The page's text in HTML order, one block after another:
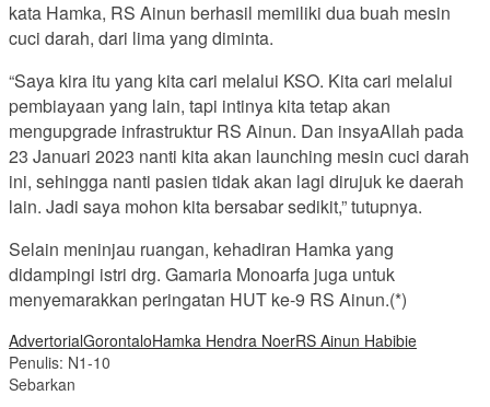
kata Hamka, RS Ainun berhasil memiliki dua buah mesin
cuci darah, dari lima yang diminta.
“Saya kira itu yang kita cari melalui KSO. Kita cari melalui
pembiayaan yang lain, tapi intinya kita tetap akan
mengupgrade infrastruktur RS Ainun. Dan insyaAllah pada
23 Januari 2023 nanti kita akan launching mesin cuci darah
ini, sehingga nanti pasien tidak akan lagi dirujuk ke daerah
lain. Jadi saya mohon kita bersabar sedikit,” tutupnya.
Selain meninjau ruangan, kehadiran Hamka yang
didampingi istri drg. Gamaria Monoarfa juga untuk
menyemarakkan peringatan HUT ke-9 RS Ainun.(*)
AdvertorialGorontaloHamka Hendra NoerRS Ainun Habibie
Penulis: N1-10
Sebarkan